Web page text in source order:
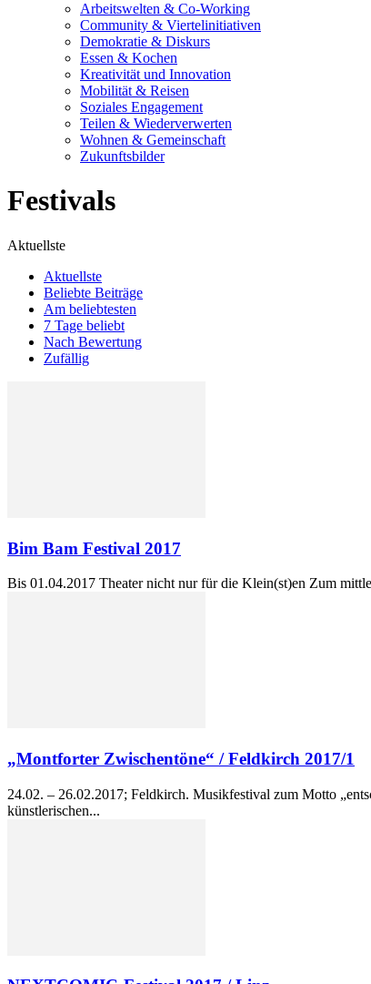
Arbeitswelten & Co-Working
Community & Viertelinitiativen
Demokratie & Diskurs
Essen & Kochen
Kreativität und Innovation
Mobilität & Reisen
Soziales Engagement
Teilen & Wiederverwerten
Wohnen & Gemeinschaft
Zukunftsbilder
Festivals
Aktuellste
Aktuellste
Beliebte Beiträge
Am beliebtesten
7 Tage beliebt
Nach Bewertung
Zufällig
Bim Bam Festival 2017
Bis 01.04.2017 Theater nicht nur für die Klein(st)en Zum
„Montforter Zwischentöne“ / Feldkirch 2017/1
24.02. – 26.02.2017; Feldkirch. Musikfestival zum Motto
künstlerischen...